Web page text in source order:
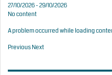
27/10/2026 - 29/10/2026
No content
A problem occurred while loading
PreviousNext